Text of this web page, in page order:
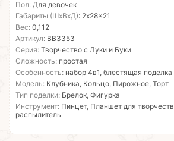
Пол: Для девочек
Габариты (ШхВхД): 2x28x21
Вес: 0,112
Артикул: ВВ3353
Серия: Творчество с Луки и Буки
Сложность: простая
Особенность: набор 4в1, блестящая поделка
Модель: Клубника, Кольцо, Пирожное, Торт
Тип поделки: Брелок, Фигурка
Инструмент: Пинцет, Планшет для
распылитель